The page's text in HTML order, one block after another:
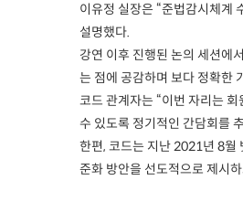
이유정 실장은 “준법감시체계
설명했다.
강연 이후 진행된 논의 세션에
는 점에 공감하며 보다 정확한
코드 관계자는 “이번 자리는
수 있도록 정기적인 간담회를
한편, 코드는 지난 2021년 8월
준화 방안을 선도적으로 제시